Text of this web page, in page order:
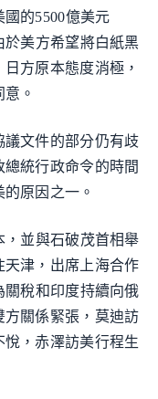
的5500億美元
於美方希望將白紙黑
方原本態度消極，
。
文件的部分仍有歧
統行政命令的時間
原因之一。
，並與石破茂首相舉
津，出席上海合作
關稅和印度持續向俄
關係緊張，莫迪訪
，赤澤訪美行程生